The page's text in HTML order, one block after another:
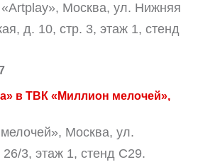
Москва, ул. Нижняя
д. 10, стр. 3, этаж 1, стенд
в ТВК «Миллион мелочей»,
Москва, ул.
3, этаж 1, стенд С29.